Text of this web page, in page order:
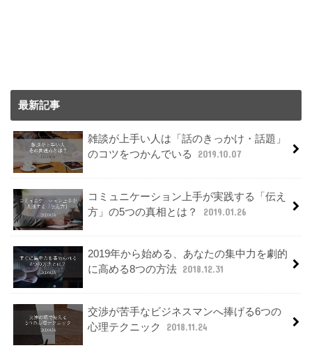
最新記事
雑談が上手い人は「話のきっかけ・話題」
のコツをつかんでいる
2019.10.07
コミュニケーション上手が実践する「伝え
方」の5つの真相とは？
2019.01.26
2019年から始める、あなたの集中力を劇的
に高める8つの方法 2018.12.31
交渉が苦手なビジネスマンへ捧げる6つの
心理テクニック
2018.11.24